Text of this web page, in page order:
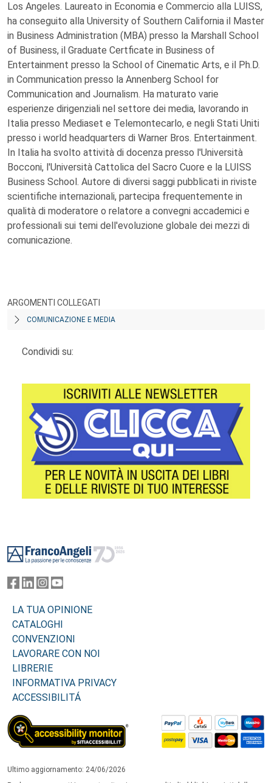
Los Angeles. Laureato in Economia e Commercio alla LUISS,
ha conseguito alla University of Southern California il Master
in Business Administration (MBA) presso la Marshall School
of Business, il Graduate Certficate in Business of
Entertainment presso la School of Cinematic Arts, e il Ph.D.
in Communication presso la Annenberg School for
Communication and Journalism. Ha maturato varie
esperienze dirigenziali nel settore dei media, lavorando in
Italia presso Mediaset e Telemontecarlo, e negli Stati Uniti
presso i world headquarters di Warner Bros. Entertainment.
In Italia ha svolto attività di docenza presso l'Università
Bocconi, l'Università Cattolica del Sacro Cuore e la LUISS
Business School. Autore di diversi saggi pubblicati in riviste
scientifiche internazionali, partecipa frequentemente in
qualità di moderatore o relatore a convegni accademici e
professionali sui temi dell'evoluzione globale dei mezzi di
comunicazione.
ARGOMENTI COLLEGATI
COMUNICAZIONE E MEDIA
Condividi su:
LA TUA OPINIONE
CATALOGHI
CONVENZIONI
LAVORARE CON NOI
LIBRERIE
INFORMATIVA PRIVACY
ACCESSIBILITÁ
Ultimo aggiornamento: 24/06/2026